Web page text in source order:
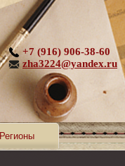
+7 (916) 906-38-60
zha3224@yandex.ru
Регионы